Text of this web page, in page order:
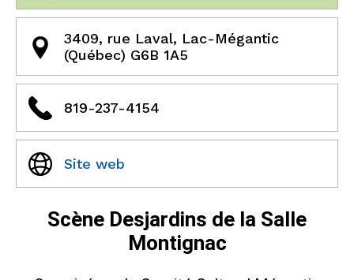
3409, rue Laval, Lac-Mégantic
(Québec) G6B 1A5
819-237-4154
Site web
Scène Desjardins de la Salle
Montignac